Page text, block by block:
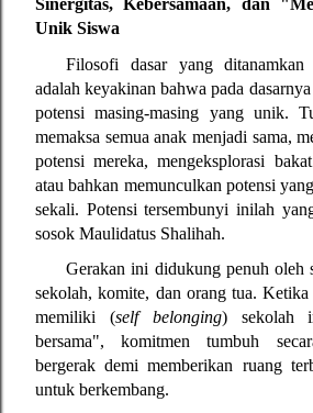
Sinergitas, Kebersamaan, dan
Unik Siswa
Filosofi dasar yang
adalah keyakinan bahwa pada
potensi masing-masing yang unik.
memaksa semua anak menjadi sama,
potensi mereka, mengeksplorasi
atau bahkan memunculkan potensi
sekali. Potensi tersembunyi inilah
sosok Maulidatus Shalihah.
Gerakan ini didukung penuh oleh
sekolah, komite, dan orang tua. Ketika
memiliki (self belonging) sekolah
bersama", komitmen tumbuh
bergerak demi memberikan ruang
untuk berkembang.